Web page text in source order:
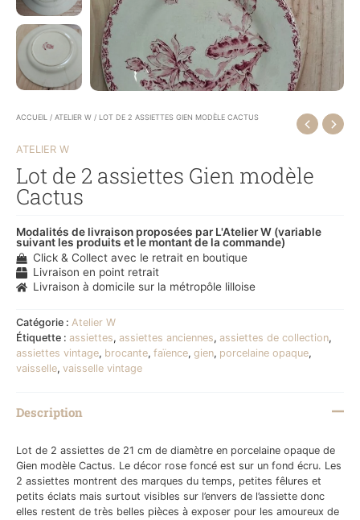
ACCUEIL / ATELIER W / LOT DE 2 ASSIETTES GIEN MODÈLE CACTUS
ATELIER W
Lot de 2 assiettes Gien modèle
Cactus
Modalités de livraison proposées par L'Atelier W (variable
suivant les produits et le montant de la commande)
Click & Collect avec le retrait en boutique
Livraison en point retrait
Livraison à domicile sur la métropôle lilloise
Catégorie : Atelier W
Étiquette : assiettes, assiettes anciennes, assiettes de collection,
assiettes vintage, brocante, faïence, gien, porcelaine opaque,
vaisselle, vaisselle vintage
Description
Lot de 2 assiettes de 21 cm de diamètre en porcelaine opaque de
Gien modèle Cactus. Le décor rose foncé est sur un fond écru. Les
2 assiettes montrent des marques du temps, petites fêlures et
petits éclats mais surtout visibles sur l’envers de l’assiette donc
elles restent de très belles pièces à exposer pour les amoureux de